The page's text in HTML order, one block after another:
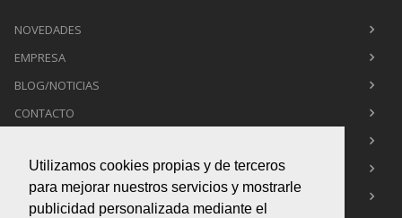
Utilizamos cookies propias y de terceros
para mejorar nuestros servicios y mostrarle
publicidad personalizada mediante el
NOVEDADES
EMPRESA
BLOG/NOTICIAS
CONTACTO
POLÍTICA DE COOKIES
AVISO LEGAL